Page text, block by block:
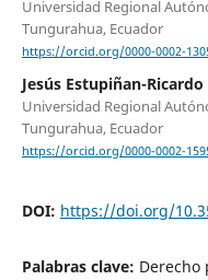
Universidad Regional
Tungurahua, Ecuador
https://orcid.org/0000-0002-
Jesús Estupiñan-Ricardo
Universidad Regional
Tungurahua, Ecuador
https://orcid.org/0000-0002-
DOI: https://doi.org/
Palabras clave: Derecho